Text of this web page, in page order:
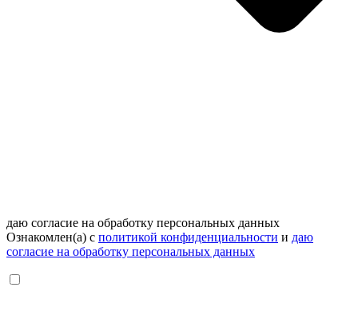
даю согласие на обработку персональных данных
Ознакомлен(а) с политикой конфиденциальности и даю
согласие на обработку персональных данных